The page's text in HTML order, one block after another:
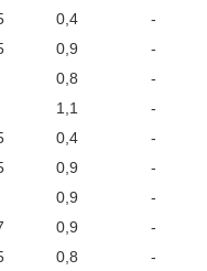
0,4
-
0,9
-
0,8
-
1,1
-
0,4
-
0,9
-
0,9
-
0,9
-
0,8
-